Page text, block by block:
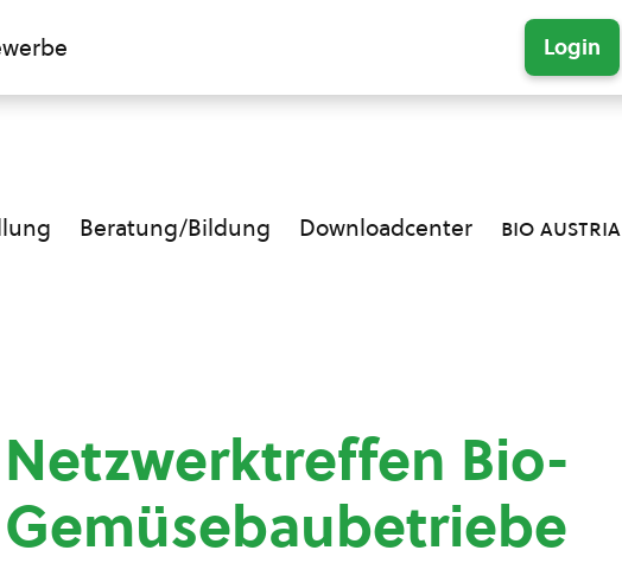
Login
Beratung/Bildung Downloadcenter bio austria
Netzwerktreffen Bio-
Gemüsebaubetriebe